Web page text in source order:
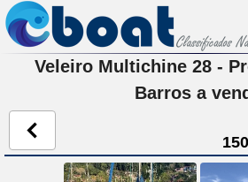
Veleiro Multichine 28 -
Barros a